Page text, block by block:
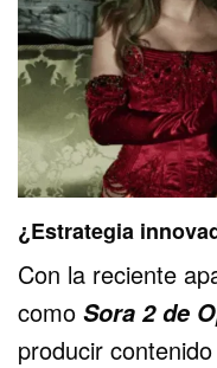
¿Estrategia
Con la reciente
comoSora 2 de
producir